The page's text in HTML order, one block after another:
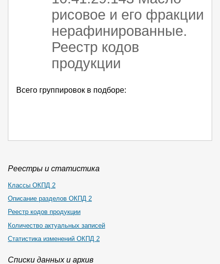
рисовое и его фракции
нерафинированные.
Реестр кодов
продукции
Всего группировок в подборе:
Реестры и статистика
Классы ОКПД 2
Описание разделов ОКПД 2
Реестр кодов продукции
Количество актуальных записей
Статистика изменений ОКПД 2
Списки данных и архив